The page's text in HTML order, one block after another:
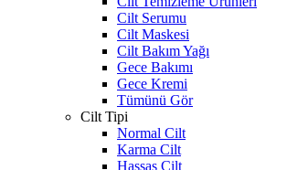
Cilt Serumu
Cilt Maskesi
Cilt Bakım Yağı
Gece Bakımı
Gece Kremi
Tümünü Gör
Cilt Tipi
Normal Cilt
Karma Cilt
Hassas Cilt